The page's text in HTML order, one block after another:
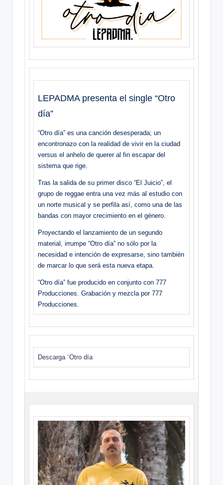
LEPADMA presenta el single “Otro
día”
“Otro día” es una canción desesperada; un
encontronazo con la realidad de vivir en la ciudad
versus el anhelo de querer al fin escapar del
sistema que rige.
Tras la salida de su primer disco “El Juicio”, el
grupo de reggae entra una vez más al estudio con
un norte musical y se perfila así, como una de las
bandas con mayor crecimiento en el género.
Proyectando el lanzamiento de un segundo
material, irrumpe “Otro día” no sólo por la
necesidad e intención de expresarse, sino también
de marcar lo que será esta nueva etapa.
“Otro día” fue producido en conjunto con 777
Producciones. Grabación y mezcla por 777
Producciones.
Descarga ¨Otro día